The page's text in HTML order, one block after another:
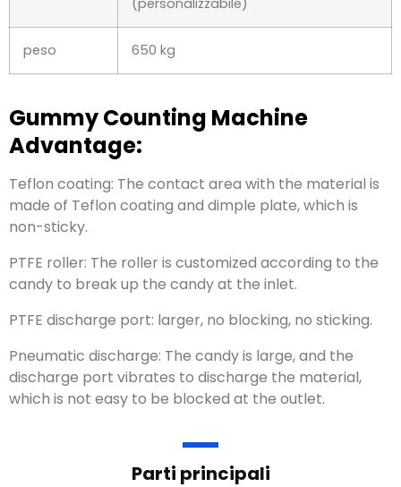
peso 650 kg
Gummy Counting Machine
Advantage:
Teflon coating: The contact area with the material is
made of Teflon coating and dimple plate,which is
non-sticky.
PTFE roller: The roller is customized according to the
candy to break up the candy at the inlet.
PTFE discharge port: larger, no blocking, no sticking.
Pneumatic discharge: The candy is large,and the
discharge port vibrates to discharge the material,
which is not easy to be blocked at the outlet.
Parti principali